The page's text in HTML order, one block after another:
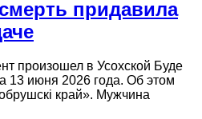
придавила
произошел в Усохской Буде
13 июня 2026 года. Об этом
край». Мужчина